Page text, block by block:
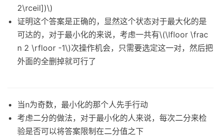
2\rceil])\)
证明这个答案是正确的，显然这个状态对于最大化的是
可达的，对于最小化的来说，考虑一共有\(\lfloor \frac
n 2 \rfloor -1\)次操作机会，只需要选定这一对，然后把
外面的全删掉就可行了
当n为奇数，最小化的那个人先手行动
考虑二分的做法，对于最小化的人来说，每次二分来检
验是否可以将答案限制在二分值之下